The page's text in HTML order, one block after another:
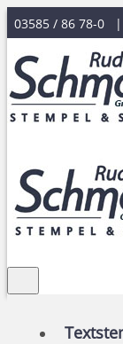
03585 / 86 78-0